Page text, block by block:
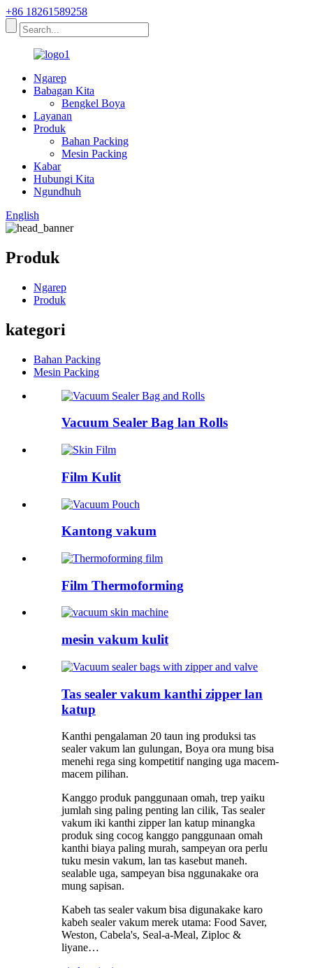
+86 18261589258
Ngarep
Babagan Kita
Bengkel Boya
Layanan
Produk
Bahan Packing
Mesin Packing
Kabar
Hubungi Kita
Ngundhuh
English
Produk
Ngarep
Produk
kategori
Bahan Packing
Mesin Packing
Vacuum Sealer Bag lan Rolls
Film Kulit
Kantong vakum
Film Thermoforming
mesin vakum kulit
Tas sealer vakum kanthi zipper lan
katup
Kanthi pengalaman 20 taun ing produksi tas
sealer vakum lan gulungan, Boya ora mung bisa
menehi rega sing kompetitif nanging uga macem-
macem pilihan.
Kanggo produk panggunaan omah, trep yaiku
jumlah sing paling penting lan cilik, Tas sealer
vakum iki kanthi zipper lan katup minangka
produk sing cocog kanggo panggunaan omah
kanthi biaya paling murah, sampeyan ora perlu
tuku mesin vakum, lan tas kasebut maneh.
sealable uga, sampeyan bisa nggunakake ora
mung sapisan.
Kabeh tas sealer vakum bisa digunakake karo
kabeh sealer vakum merek utama: Food Saver,
Weston, Cabela's, Seal-a-Meal, Ziploc &
liyane…